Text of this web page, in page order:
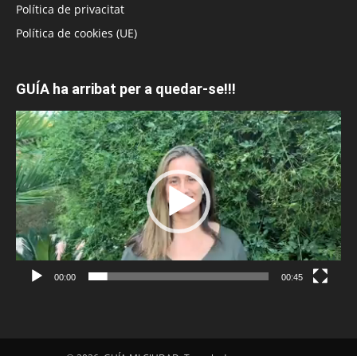
Política de privacitat
Política de cookies (UE)
GUÍA ha arribat per a quedar-se!!!
Reproductor
de
vídeo
00:00 00:45